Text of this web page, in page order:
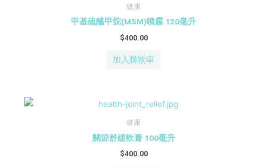
健康
甲基硫醯甲烷(MSM)噴霧 120毫升
$400.00
加入購物車
健康
關節舒緩軟膏 100毫升
$400.00